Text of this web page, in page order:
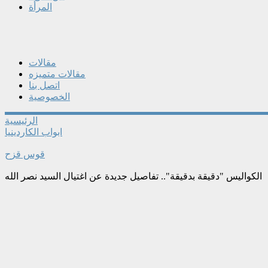
المرأة
مقالات
مقالات متميزه
اتصل بنا
الخصوصية
الرئيسية
ابواب الكاردينيا
قوس قزح
الكواليس "دقيقة بدقيقة".. تفاصيل جديدة عن اغتيال السيد نصر الله